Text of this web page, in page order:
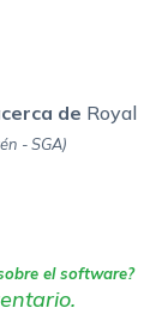
de Royal
- SGA)
el software?